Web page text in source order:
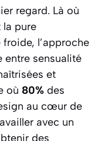
regard. Là où
la pure
l’approche
entre sensualité
et
où 80% des
au cœur de
avec un
des